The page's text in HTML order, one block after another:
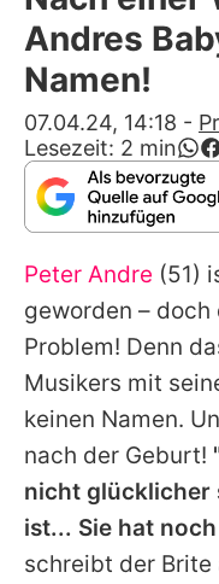
Alle
Andres
Namen!
07.04.24, 14:18 -
Lesezeit: 2 min
Peter Andre (51)
geworden –
Problem! Denn
Musikers mit
keinen Namen.
nach der Geburt!
nicht glücklicher
ist... Sie hat
schreibt der Brite